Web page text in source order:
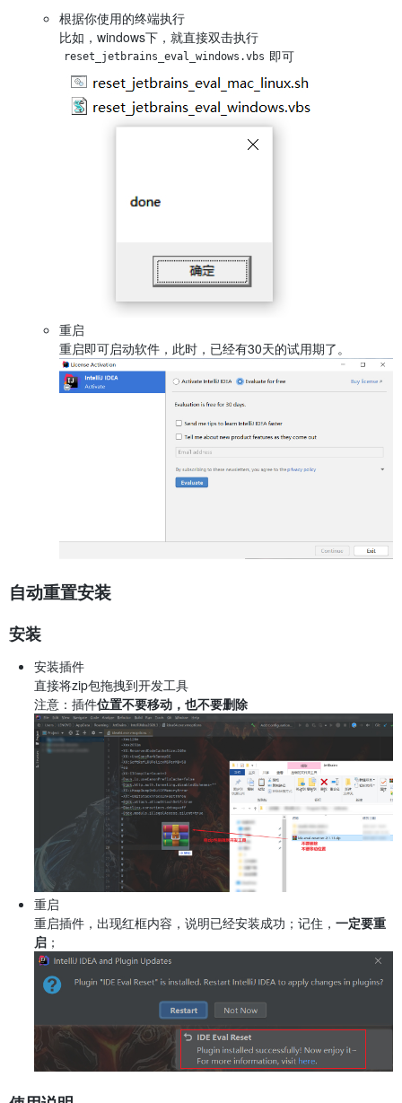
根据你使用的终端执行
比如，windows下，就直接双击执行
reset_jetbrains_eval_windows.vbs 即可
重启
重启即可启动软件，此时，已经有30天的试用期了。
自动重置安装
安装
安装插件
直接将zip包拖拽到开发工具
注意：插件位置不要移动，也不要删除
重启
重启插件，出现红框内容，说明已经安装成功；记住， 一定要重
启 ；